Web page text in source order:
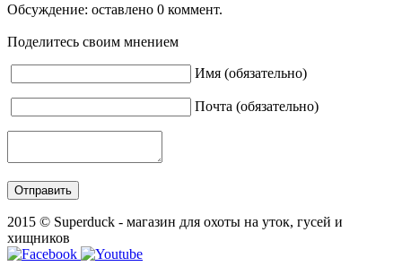
Обсуждение: оставлено 0 коммент.
Поделитесь своим мнением
Имя (обязательно)
Почта (обязательно)
2015 © Superduck - магазин для охоты на уток, гусей и
хищников